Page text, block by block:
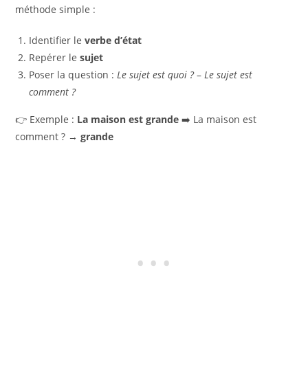
méthode simple :
Identifier leverbe d’état
Repérer lesujet
Poser la question :Le sujet est quoi ?–Le sujet est
comment ?
👉 Exemple : La maison est grande ➡️ La maison est
comment ? →grande